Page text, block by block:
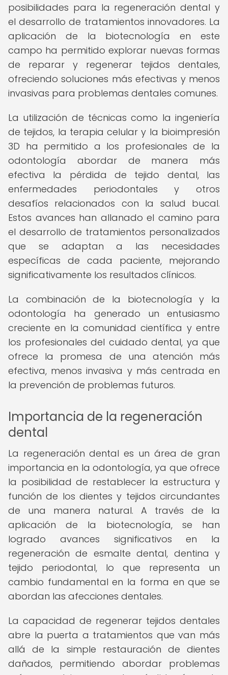
posibilidades para la regeneración dental y
el desarrollo de tratamientos innovadores. La
aplicación de la biotecnología en este
campo ha permitido explorar nuevas formas
de reparar y regenerar tejidos dentales,
ofreciendo soluciones más efectivas y menos
invasivas para problemas dentales comunes.
La utilización de técnicas como la ingeniería
de tejidos, la terapia celular y la bioimpresión
3D ha permitido a los profesionales de la
odontología abordar de manera más
efectiva la pérdida de tejido dental, las
enfermedades periodontales y otros
desafíos relacionados con la salud bucal.
Estos avances han allanado el camino para
el desarrollo de tratamientos personalizados
que se adaptan a las necesidades
específicas de cada paciente, mejorando
significativamente los resultados clínicos.
La combinación de la biotecnología y la
odontología ha generado un entusiasmo
creciente en la comunidad científica y entre
los profesionales del cuidado dental, ya que
ofrece la promesa de una atención más
efectiva, menos invasiva y más centrada en
la prevención de problemas futuros.
Importancia de la regeneración
dental
La regeneración dental es un área de gran
importancia en la odontología, ya que ofrece
la posibilidad de restablecer la estructura y
función de los dientes y tejidos circundantes
de una manera natural. A través de la
aplicación de la biotecnología, se han
logrado avances significativos en la
regeneración de esmalte dental, dentina y
tejido periodontal, lo que representa un
cambio fundamental en la forma en que se
abordan las afecciones dentales.
La capacidad de regenerar tejidos dentales
abre la puerta a tratamientos que van más
allá de la simple restauración de dientes
dañados, permitiendo abordar problemas